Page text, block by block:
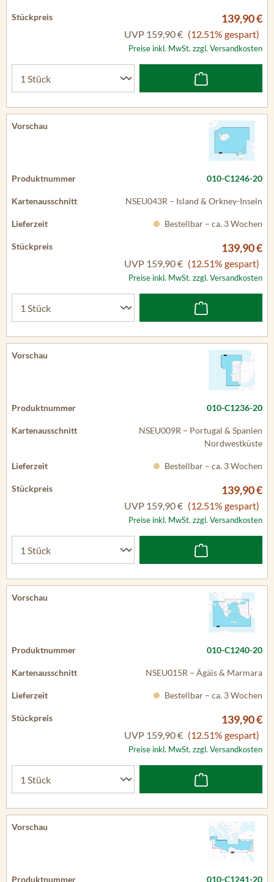
139,90 €
UVP 159,90 € (12.51% gespart)
Preise inkl. MwSt. zzgl. Versandkosten
010-C1246-20
NSEU043R – Island & Orkney-Inseln
Bestellbar – ca. 3 Wochen
139,90 €
UVP 159,90 € (12.51% gespart)
Preise inkl. MwSt. zzgl. Versandkosten
010-C1236-20
NSEU009R – Portugal & Spanien
Nordwestküste
Bestellbar – ca. 3 Wochen
139,90 €
UVP 159,90 € (12.51% gespart)
Preise inkl. MwSt. zzgl. Versandkosten
010-C1240-20
NSEU015R – Ägäis & Marmara
Bestellbar – ca. 3 Wochen
139,90 €
UVP 159,90 € (12.51% gespart)
Preise inkl. MwSt. zzgl. Versandkosten
010-C1241-20